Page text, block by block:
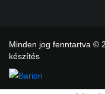
Minden jog fenntartva ©
készítés